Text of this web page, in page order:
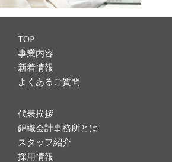
TOP
事業内容
新着情報
よくあるご質問
代表挨拶
錦織会計事務所とは
スタッフ紹介
採用情報